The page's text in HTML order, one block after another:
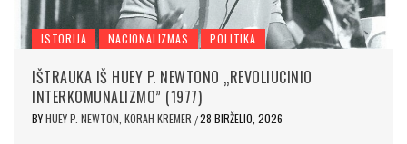
ISTORIJA NACIONALIZMAS POLITIKA
IŠTRAUKA IŠ HUEY P. NEWTONO „REVOLIUCINIO
INTERKOMUNALIZMO” (1977)
BYHUEY P. NEWTON, KORAH KREMER /28 BIRŽELIO, 2026